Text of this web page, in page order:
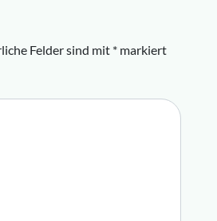
Felder sind mit * markiert